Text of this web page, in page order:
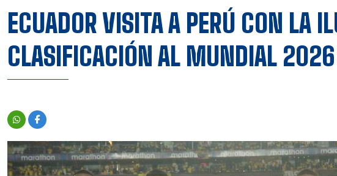
ECUADOR VISITA A PERÚ CON LA
CLASIFICACIÓN AL MUNDIAL 2026